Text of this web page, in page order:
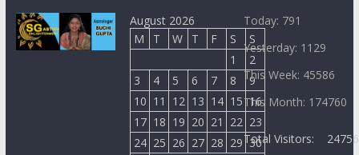
August 2026
M
T W T F S
S
1
2
3
4 5 6 7 8
9
10 11 12 13 14 15 16
17 18 19 20 21 22 23
24 25 26 27 28 29 30
Today: 791
Yesterday: 1129
This Week: 45586
This Month: 174760
Total Visitors: